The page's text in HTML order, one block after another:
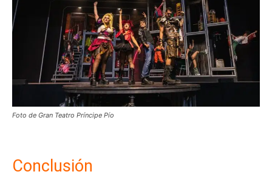
Foto de Gran Teatro Príncipe Pío
Conclusión